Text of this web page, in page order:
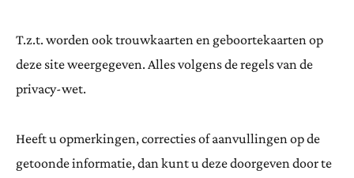
T.z.t. worden ook trouwkaarten en geboortekaarten op
deze site weergegeven. Alles volgens de regels van de
privacy-wet.
Heeft u opmerkingen, correcties of aanvullingen op de
getoonde informatie, dan kunt u deze doorgeven door te